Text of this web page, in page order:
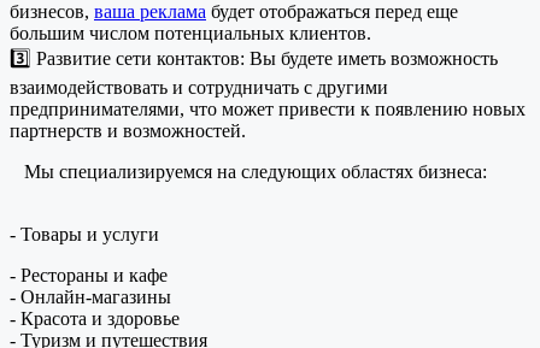
бизнесов, ваша реклама будет отображаться перед еще
большим числом потенциальных клиентов.
3️⃣ Развитие сети контактов: Вы будете иметь возможность
взаимодействовать и сотрудничать с другими
предпринимателями, что может привести к появлению новых
партнерств и возможностей.
Мы специализируемся на следующих областях бизнеса:
- Товары и услуги
- Рестораны и кафе
- Онлайн-магазины
- Красота и здоровье
- Туризм и путешествия